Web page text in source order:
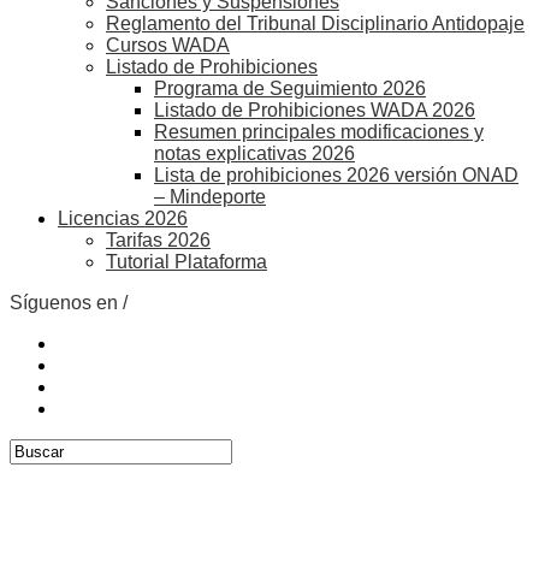
Reglamento del Tribunal Disciplinario Antidopaje
Cursos WADA
Listado de Prohibiciones
Programa de Seguimiento 2026
Listado de Prohibiciones WADA 2026
Resumen principales modificaciones y
notas explicativas 2026
Lista de prohibiciones 2026 versión ONAD
– Mindeporte
Licencias 2026
Tarifas 2026
Tutorial Plataforma
Síguenos en /